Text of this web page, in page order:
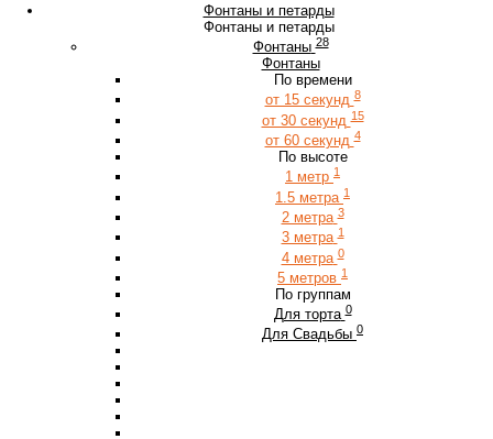
Фонтаны и петарды
Фонтаны и петарды
Фонтаны 28
Фонтаны
По времени
от 15 секунд 8
от 30 секунд 15
от 60 секунд 4
По высоте
1 метр 1
1.5 метра 1
2 метра 3
3 метра 1
4 метра 0
5 метров 1
По группам
Для торта 0
Для Свадьбы 0